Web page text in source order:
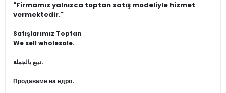
"Firmamız yalnızca toptan satış modeliyle hizmet
vermektedir."
Satışlarımız Toptan
We sell wholesale.
نبيع بالجملة.
Продаваме на едро.